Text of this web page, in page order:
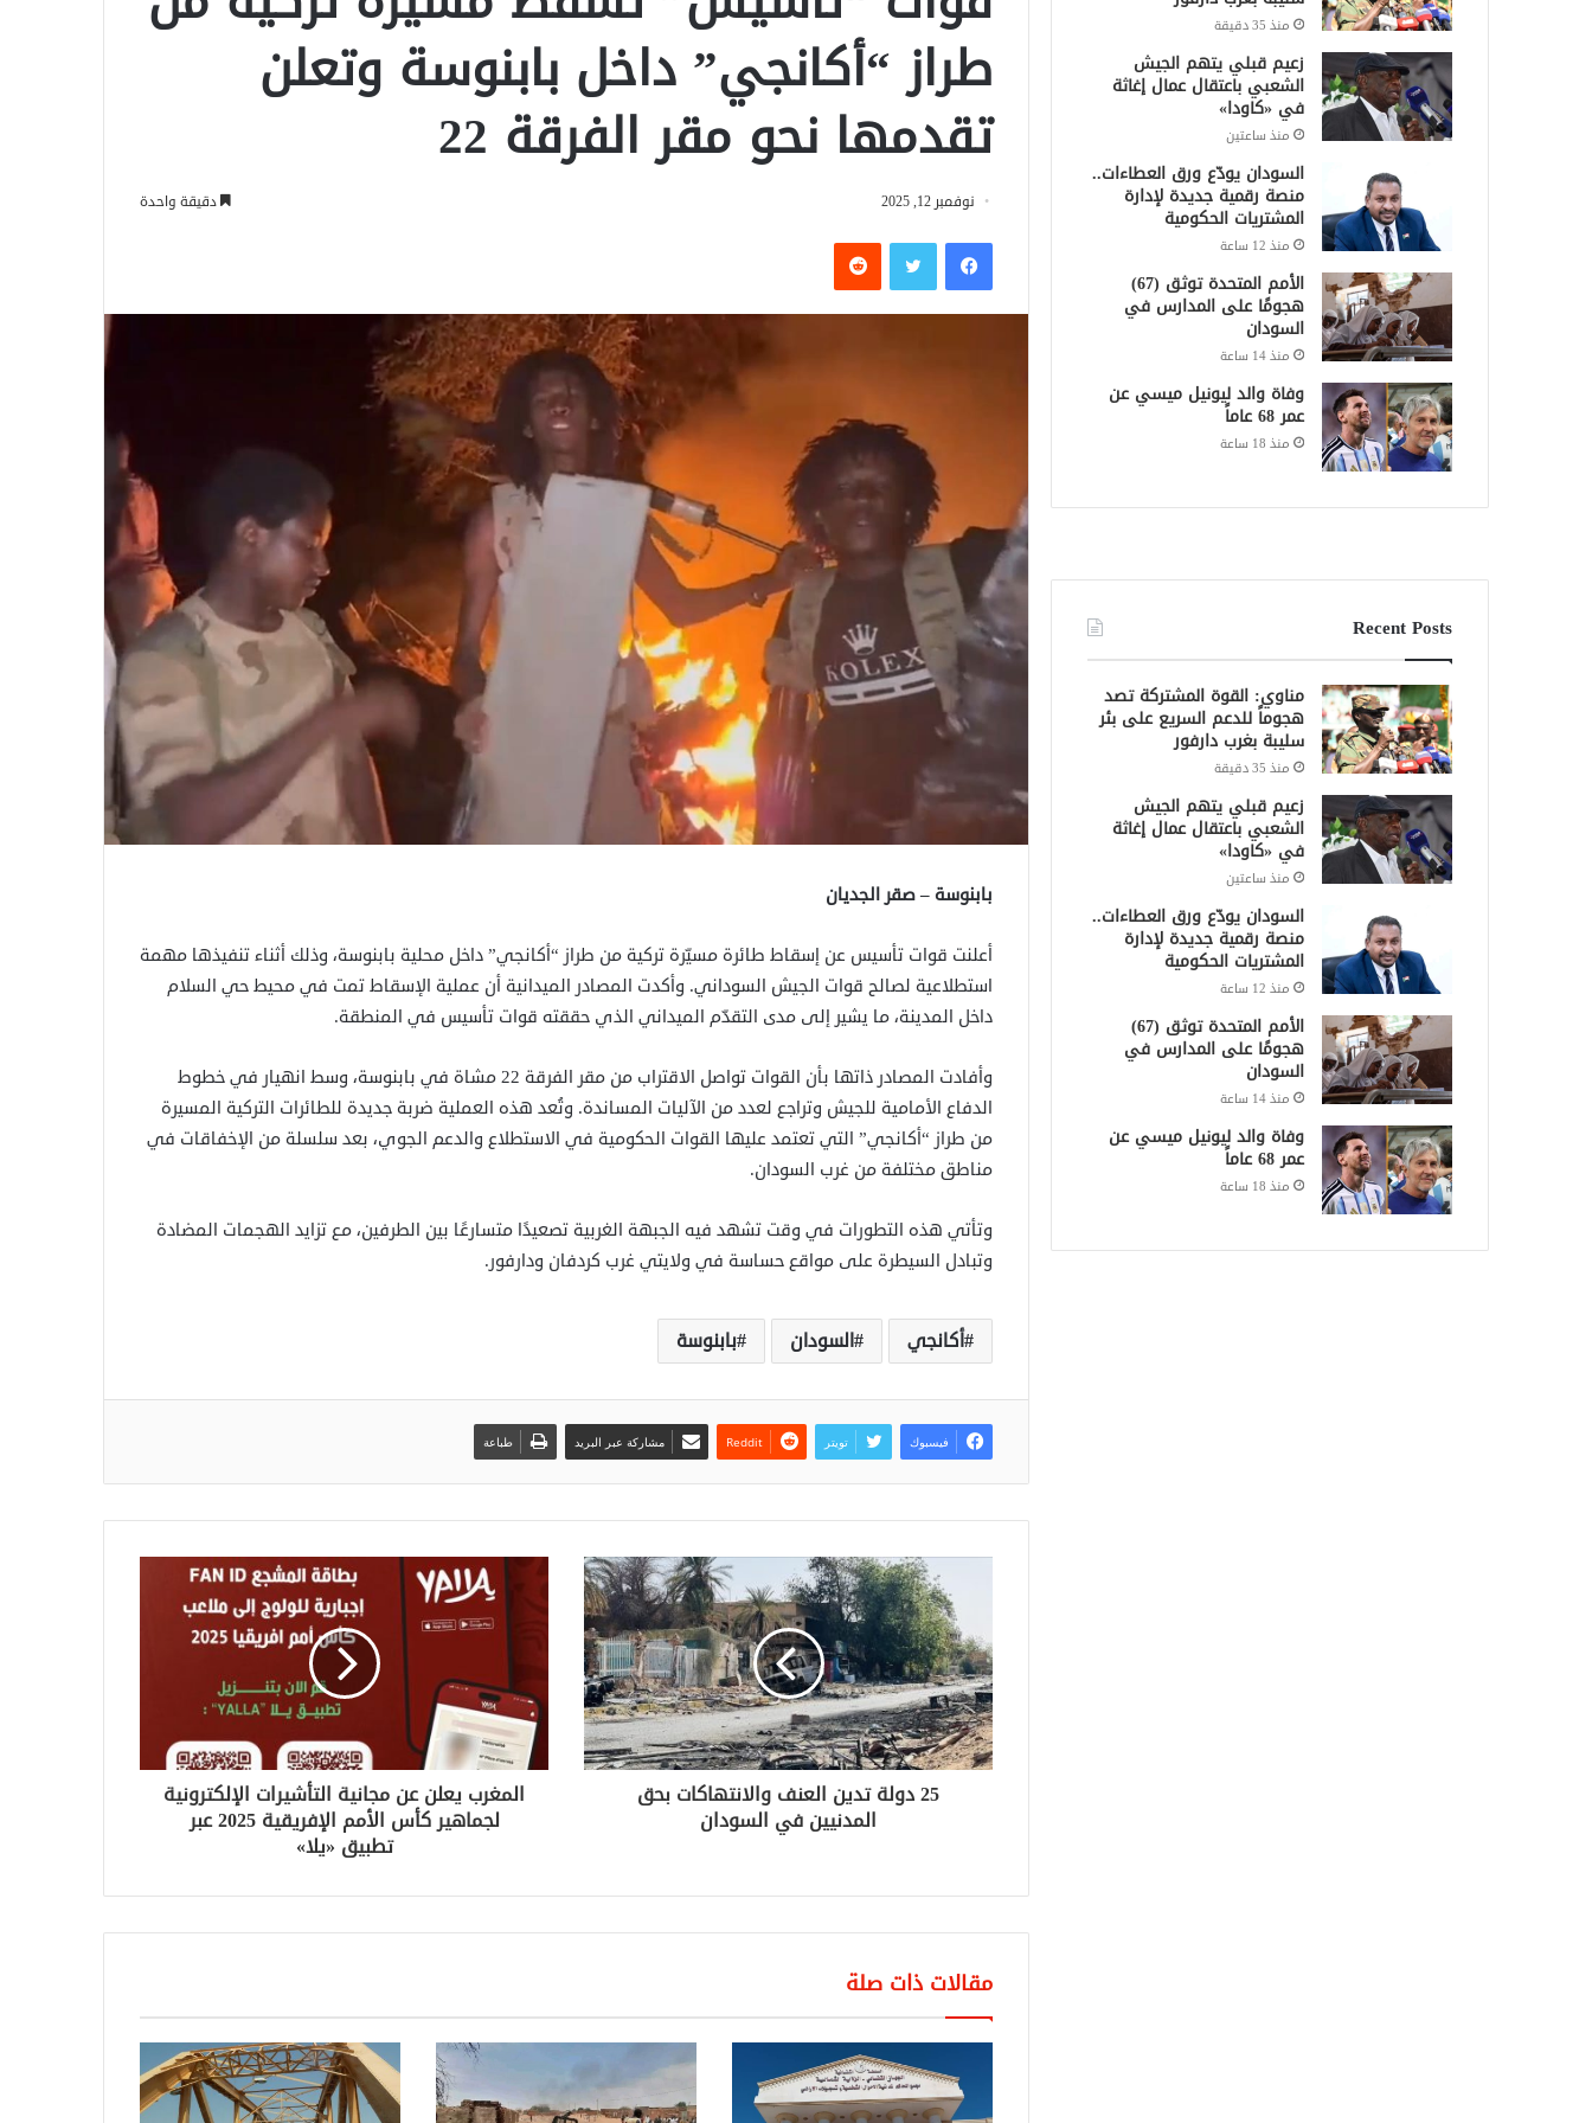
طراز “أكانجي” داخل بابنوسة وتعلن
تقدمها نحو مقر الفرقة 22
نوفمبر 12, 2025 دقيقة واحدة
فيسبوكتويتر
بابنوسة – صقر الجديان
أعلنت قوات تأسيس عن إسقاط طائرة مسيّرة تركية من طراز “أكانجي” داخل محلية بابنوسة، وذلك أثناء تنفيذها مهمة
استطلاعية لصالح قوات الجيش السوداني. وأكدت المصادر الميدانية أن عملية الإسقاط تمت في محيط حي السلام
داخل المدينة، ما يشير إلى مدى التقدّم الميداني الذي حققته قوات تأسيس في المنطقة.
وأفادت المصادر ذاتها بأن القوات تواصل الاقتراب من مقر الفرقة 22 مشاة في بابنوسة، وسط انهيار في خطوط
الدفاع الأمامية للجيش وتراجع لعدد من الآليات المساندة. وتُعد هذه العملية ضربة جديدة للطائرات التركية المسيرة
من طراز “أكانجي” التي تعتمد عليها القوات الحكومية في الاستطلاع والدعم الجوي، بعد سلسلة من الإخفاقات في
مناطق مختلفة من غرب السودان.
وتأتي هذه التطورات في وقت تشهد فيه الجبهة الغربية تصعيدًا متسارعًا بين الطرفين، مع تزايد الهجمات المضادة
وتبادل السيطرة على مواقع حساسة في ولايتي غرب كردفان ودارفور.
أكانجي السودان بابنوسة
فيسبوك تويتر مشاركة عبر البريد طباعة
25 دولة تدين العنف والانتهاكات بحق
المدنيين في السودان
المغرب يعلن عن مجانية التأشيرات الإلكترونية
لجماهير كأس الأمم الإفريقية 2025 عبر
تطبيق «يلا»
مقالات ذات صلة
منذ 35 دقيقة
زعيم قبلي يتهم الجيش
الشعبي باعتقال عمال إغاثة
في «كاودا»
منذ ساعتين
السودان يودّع ورق العطاءات..
منصة رقمية جديدة لإدارة
المشتريات الحكومية
منذ 12 ساعة
الأمم المتحدة توثق (67)
هجومًا على المدارس في
السودان
منذ 14 ساعة
وفاة والد ليونيل ميسي عن
عمر 68 عاماً
منذ 18 ساعة
Recent Posts
مناوي: القوة المشتركة تصد
هجوماً للدعم السريع على بئر
سليبة بغرب دارفور
منذ 35 دقيقة
زعيم قبلي يتهم الجيش
الشعبي باعتقال عمال إغاثة
في «كاودا»
منذ ساعتين
السودان يودّع ورق العطاءات..
منصة رقمية جديدة لإدارة
المشتريات الحكومية
منذ 12 ساعة
الأمم المتحدة توثق (67)
هجومًا على المدارس في
السودان
منذ 14 ساعة
وفاة والد ليونيل ميسي عن
عمر 68 عاماً
منذ 18 ساعة